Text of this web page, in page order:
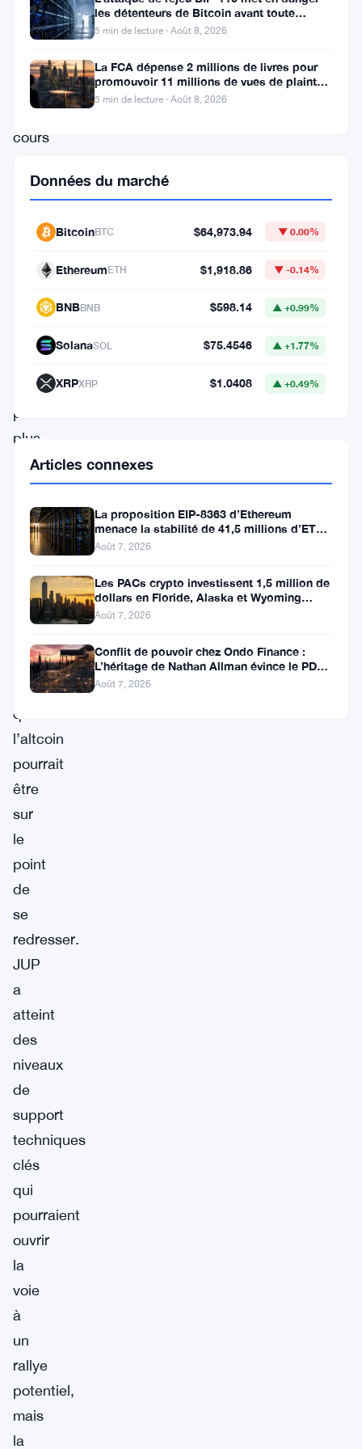
significative
son
prix
cours
dernières
heures,
réduisant
gains
mensuels
peu
plus
%.
Cependant,
cette
baisse,
signes
suggèrent
que
l’altcoin
pourrait
être
sur
le
point
de
se
redresser.
JUP
a
atteint
des
niveaux
de
support
techniques
clés
qui
pourraient
ouvrir
la
voie
à
un
rallye
potentiel,
mais
la
les détenteurs de Bitcoin avant toute
scission de chaîne
5 min de lecture · Août 8, 2026
La FCA dépense 2 millions de livres pour
promouvoir 11 millions de vues de plaintes
sur le financement
5 min de lecture · Août 8, 2026
Données du marché
BitcoinBTC $64,973.94 ▼ 0.00%
EthereumETH $1,918.86 ▼ -0.14%
BNBBNB $598.14 ▲ +0.99%
SolanaSOL $75.4546 ▲ +1.77%
XRPXRP $1.0408 ▲ +0.49%
Articles connexes
La proposition EIP-8363 d’Ethereum
menace la stabilité de 41,5 millions d’ETH
stakés et de la DeFi
Août 7, 2026
Les PACs crypto investissent 1,5 million de
dollars en Floride, Alaska et Wyoming
après un revers au Michigan
Août 7, 2026
Conflit de pouvoir chez Ondo Finance :
L’héritage de Nathan Allman évince le PDG
Ian De Bode le 24 juillet
Août 7, 2026